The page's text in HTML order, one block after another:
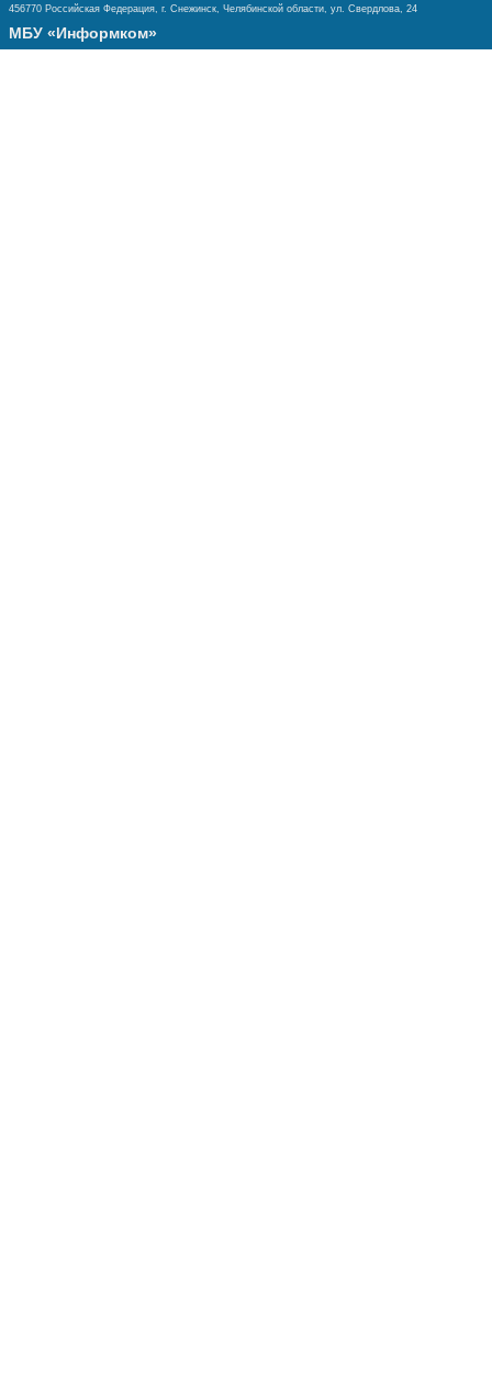
456770 Российская Федерация, г. Снежинск, Челябинской области, ул. Свердлова, 24
МБУ «Информком»